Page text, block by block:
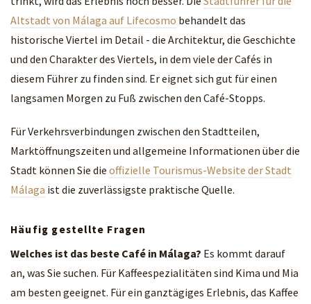
Altstadt von Málaga auf Lifecosmo behandelt das
historische Viertel im Detail - die Architektur, die Geschichte
und den Charakter des Viertels, in dem viele der Cafés in
diesem Führer zu finden sind. Er eignet sich gut für einen
langsamen Morgen zu Fuß zwischen den Café-Stopps.
Für Verkehrsverbindungen zwischen den Stadtteilen,
Marktöffnungszeiten und allgemeine Informationen über die
Stadt können Sie die offizielle Tourismus-Website der Stadt
Málaga ist die zuverlässigste praktische Quelle.
Häufig gestellte Fragen
Welches ist das beste Café in Málaga? Es kommt darauf
an, was Sie suchen. Für Kaffeespezialitäten sind Kima und Mia
am besten geeignet. Für ein ganztägiges Erlebnis, das Kaffee